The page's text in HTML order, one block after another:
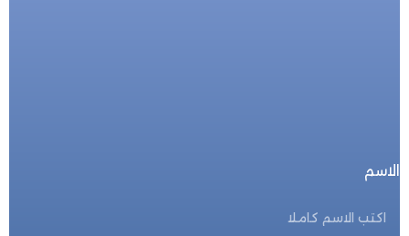
الاسم